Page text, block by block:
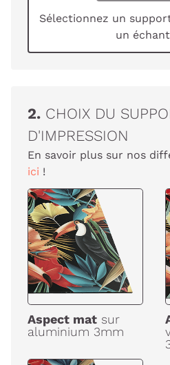
Sélectionnez un
un
2. CHOIX DU
D'IMPRESSION
En savoir plus sur nos
ici !
Aspect mat sur
aluminium 3mm